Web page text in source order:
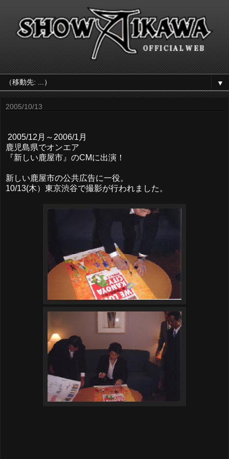
▼
2005/10/13
2005/12月～2006/1月
鹿児島県でオンエア
『新しい鹿屋市』のCMに出演！
新しい鹿屋市の公共広告に一役。
10/13(木）東京渋谷で撮影が行われました。